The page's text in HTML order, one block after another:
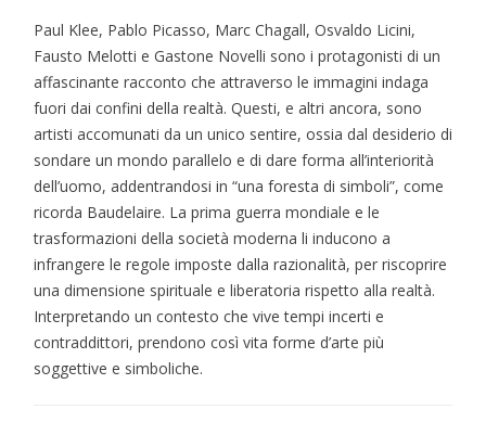
Paul Klee, Pablo Picasso, Marc Chagall, Osvaldo Licini,
Fausto Melotti e Gastone Novelli sono i protagonisti di un
affascinante racconto che attraverso le immagini indaga
fuori dai confini della realtà. Questi, e altri ancora, sono
artisti accomunati da un unico sentire, ossia dal desiderio di
sondare un mondo parallelo e di dare forma all’interiorità
dell’uomo, addentrandosi in “una foresta di simboli”, come
ricorda Baudelaire. La prima guerra mondiale e le
trasformazioni della società moderna li inducono a
infrangere le regole imposte dalla razionalità, per riscoprire
una dimensione spirituale e liberatoria rispetto alla realtà.
Interpretando un contesto che vive tempi incerti e
contraddittori, prendono così vita forme d’arte più
soggettive e simboliche.